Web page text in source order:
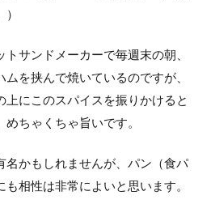
サンドメーカーで毎週末の朝、
を挟んで焼いているのですが、
にこのスパイスを振りかけると
ちゃくちゃ旨いです。
名かもしれませんが、パン（食パ
相性は非常によいと思います。